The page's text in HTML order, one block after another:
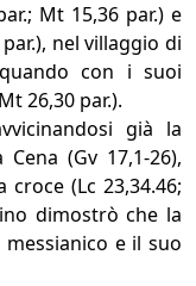
Mt 15,36 par.) e
nel villaggio di
con i suoi
26,30 par.).
già la
(Gv 17,1-26),
croce (Lc 23,34.46;
dimostrò che la
e il suo